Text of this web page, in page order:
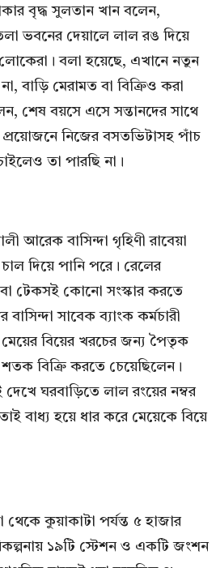
বৃদ্ধ সুলতান খান বলেন,
ভবনের দেয়ালে লাল রঙ দিয়ে
বলা হয়েছে, এখানে নতুন
বাড়ি মেরামত বা বিক্রিও করা
শেষ বয়সে এসে সন্তানদের সাথে
নিজের বসতভিটাসহ পাঁচ
তা পারছি না।
আরেক বাসিন্দা গৃহিণী রাবেয়া
দিয়ে পানি পরে। রেলের
বা টেকসই কোনো সংস্কার করতে
বাসিন্দা সাবেক ব্যাংক কর্মচারী
বিয়ের খরচের জন্য পৈতৃক
বিক্রি করতে চেয়েছিলেন।
দেখে ঘরবাড়িতে লাল রংয়ের নম্বর
বাধ্য হয়ে ধার করে মেয়েকে বিয়ে
থেকে কুয়াকাটা পর্যন্ত ৫ হাজার
১৯টি স্টেশন ও একটি জংশন